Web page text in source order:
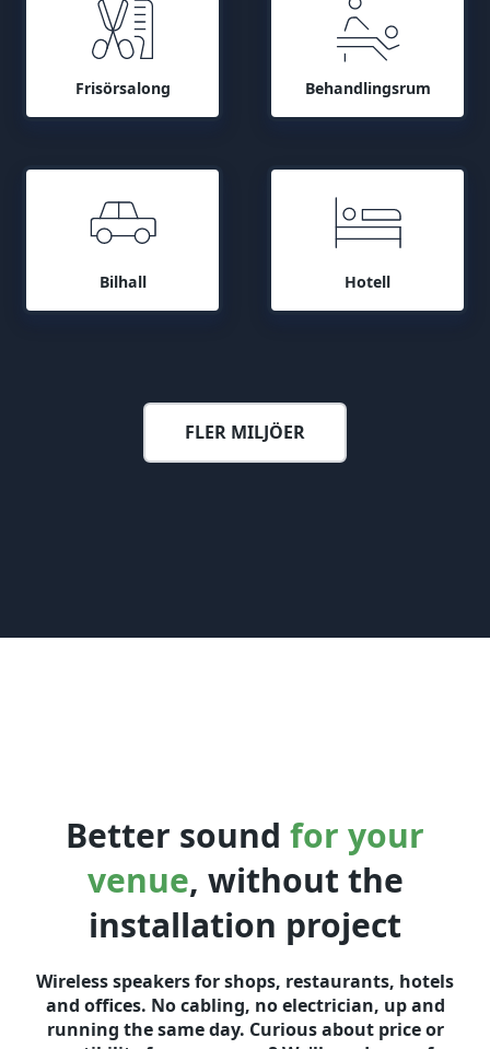
Frisörsalong Behandlingsrum
Bilhall Hotell
FLER MILJÖER
Better sound for your
venue, without the
installation project
Wireless speakers for shops, restaurants, hotels
and offices. No cabling, no electrician, up and
running the same day. Curious about price or